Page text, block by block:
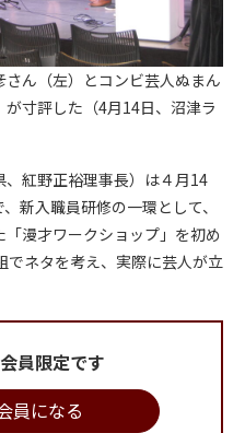
ん（左）とコンビ芸人ぬまん
寸評した（4月14日、沼津ラ
紅野正裕理事長）は４月14
新入職員研修の一環として、
漫才ワークショップ」を初め
ネタを考え、実際に芸人が立
員限定です
員になる